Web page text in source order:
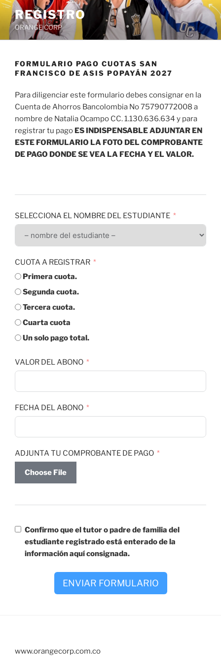
Saltar
contenido
REGISTRO
ORANGE CORP
FORMULARIO PAGO CUOTAS SAN
FRANCISCO DE ASIS POPAYÁN 2027
Para diligenciar este formulario debes consignar en la
Cuenta de Ahorros Bancolombia No 75790772008 a
nombre de Natalia Ocampo CC. 1.130.636.634 y para
registrar tu pago ES INDISPENSABLE ADJUNTAR EN
ESTE FORMULARIO LA FOTO DEL COMPROBANTE
DE PAGO DONDE SE VEA LA FECHA Y EL VALOR.
SELECCIONA EL NOMBRE DEL ESTUDIANTE
CUOTA A REGISTRAR
Primera cuota.
Segunda cuota.
Tercera cuota.
Cuarta cuota
Un solo pago total.
VALOR DEL ABONO
FECHA DEL ABONO
ADJUNTA TU COMPROBANTE DE PAGO
Choose File
Confirmo que el tutor o padre de familia del
estudiante registrado está enterado de la
información aquí consignada.
ENVIAR FORMULARIO
www.orangecorp.com.co